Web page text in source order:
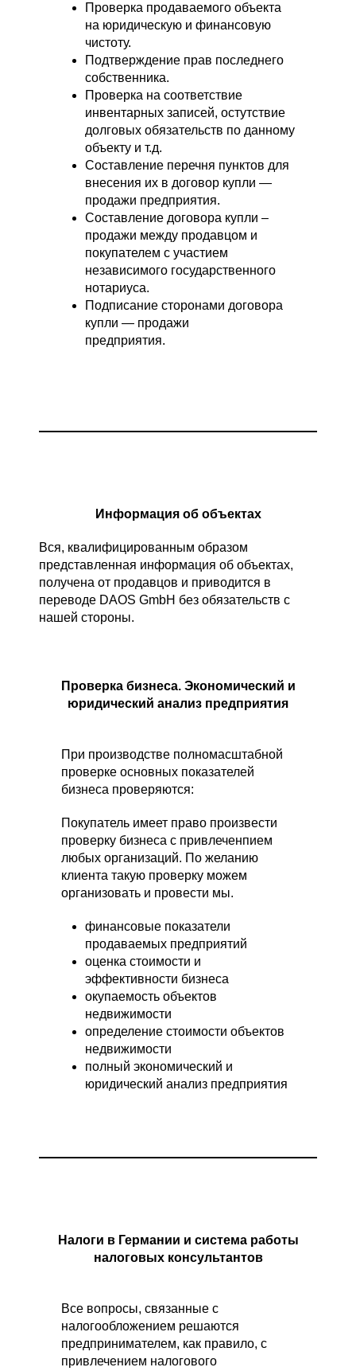
Проверка продаваемого объекта
на юридическую и финансовую
чистоту.
Подтверждение прав последнего
собственника.
Проверка на соответствие
инвентарных записей, остутствие
долговых обязательств по данному
объекту и т.д.
Составление перечня пунктов для
внесения их в договор купли —
продажи предприятия.
Составление договора купли –
продажи между продавцом и
покупателем с участием
независимого государственного
нотариуса.
Подписание сторонами договора
купли — продажи
предприятия.
Информация об объектах
Вся, квалифицированным образом
представленная информация об объектах,
получена от продавцов и приводится в
переводе DAOS GmbH без обязательств с
нашей стороны.
Проверка бизнеса. Экономический и
юридический анализ предприятия
При производстве полномасштабной
проверке основных показателей
бизнеса проверяются:
Покупатель имеет право произвести
проверку бизнеса с привлеченпием
любых организаций. По желанию
клиента такую проверку можем
организовать и провести мы.
финансовые показатели
продаваемых предприятий
оценка стоимости и
эффективности бизнеса
окупаемость объектов
недвижимости
определение стоимости объектов
недвижимости
полный экономический и
юридический анализ предприятия
Налоги в Германии и система работы
налоговых консультантов
Все вопросы, связанные с
налогообложением решаются
предпринимателем, как правило, с
привлечением налогового